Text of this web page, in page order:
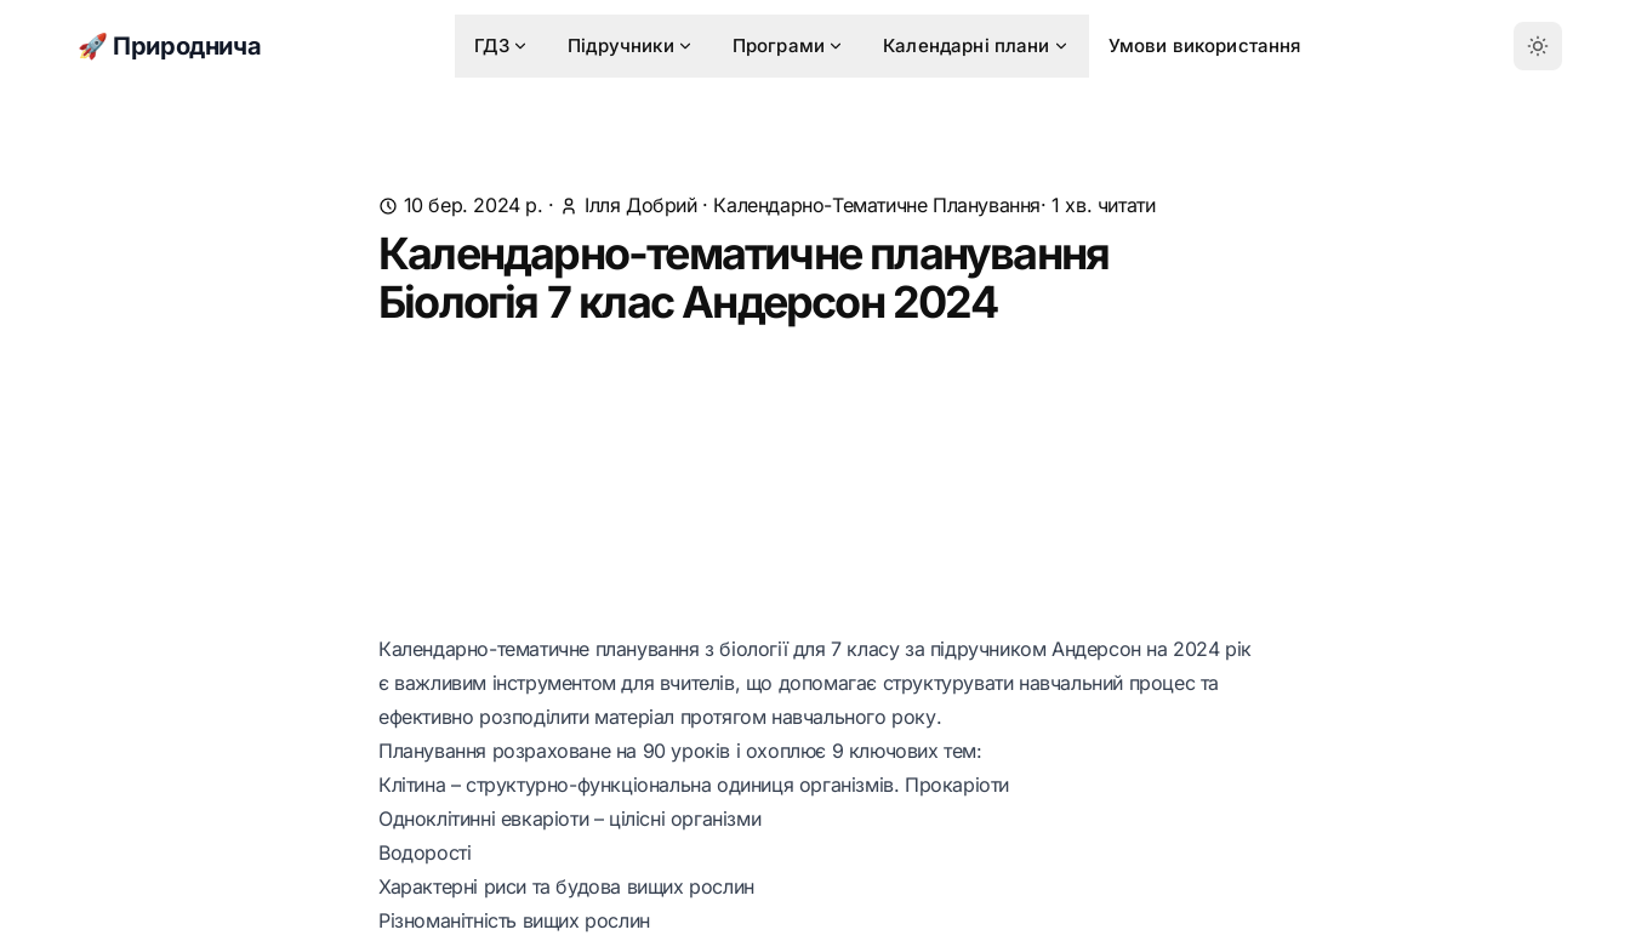
🚀 Природнича ГДЗ Підручники Програми Календарні плани Умови використання
10 бер. 2024 р. · Ілля Добрий· Календарно-Тематичне Планування· 1 хв. читати
Календарно-тематичне планування
Біологія 7 клас Андерсон 2024
Календарно-тематичне планування з біології для 7 класу за підручником Андерсонна 2024 рік
є важливим інструментом для вчителів, що допомагає структурувати навчальний процес та
ефективно розподілити матеріал протягом навчального року.
Планування розраховане на 90 уроків і охоплює 9 ключових тем:
Клітина – структурно-функціональна одиниця організмів. Прокаріоти
Одноклітинні евкаріоти – цілісні організми
Водорості
Характерні риси та будова вищих рослин
Різноманітність вищих рослин